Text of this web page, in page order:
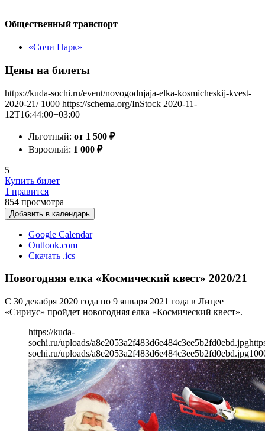
Общественный транспорт
«Сочи Парк»
Цены на билеты
https://kuda-sochi.ru/event/novogodnjaja-elka-kosmicheskij-kvest-
2020-21/ 1000 https://schema.org/InStock 2020-11-
12T16:44:00+03:00
Льготный: от 1 500 ₽
Взрослый: 1 000 ₽
5+
Купить билет
1 нравится
854 просмотра
Добавить в календарь
Google Calendar
Outlook.com
Скачать .ics
Новогодняя елка «Космический квест» 2020/21
С 30 декабря 2020 года по 9 января 2021 года в Лицее
«Сириус» пройдет новогодняя елка «Космический квест».
https://kuda-
sochi.ru/uploads/a8e2053a2f483d6e484c3ee5b2fd0ebd.jpg
sochi.ru/uploads/a8e2053a2f483d6e484c3ee5b2fd0ebd.jpg